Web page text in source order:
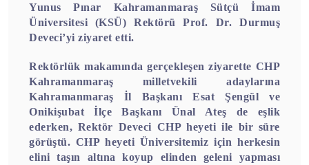
Yunus Pınar Kahramanmaraş Sütçü İmam
Üniversitesi (KSÜ) Rektörü Prof. Dr. Durmuş
Deveci’yi ziyaret etti.
Rektörlük makamında gerçekleşen ziyarette CHP
Kahramanmaraş milletvekili adaylarına
Kahramanmaraş İl Başkanı Esat Şengül ve
Onikişubat İlçe Başkanı Ünal Ateş de eşlik
ederken, Rektör Deveci CHP heyeti ile bir süre
görüştü. CHP heyeti Üniversitemiz için herkesin
elini taşın altına koyup elinden geleni yapması